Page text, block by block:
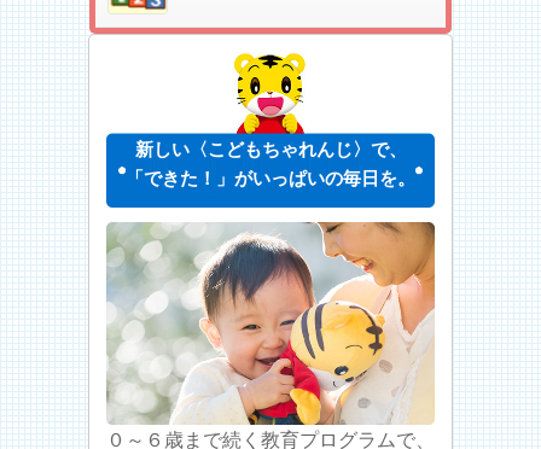
新しい〈こどもちゃれんじ〉で、
「できた！」がいっぱいの毎日を。
０～６歳まで続く教育プログラムで、